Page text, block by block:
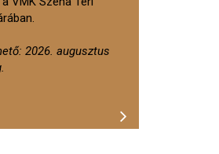
2026. augusztus